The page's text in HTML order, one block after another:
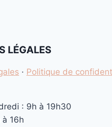
LÉGALES
· Politique de
: 9h à 19h30
16h